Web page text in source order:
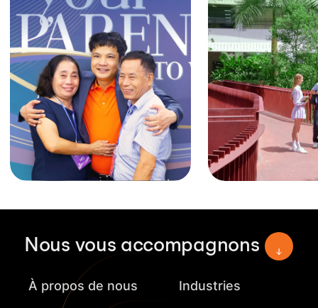
Nous vous accompagnons
À propos de nous Industries